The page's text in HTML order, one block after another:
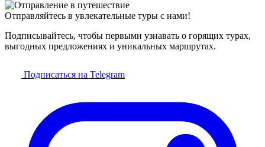
Отправляйтесь в увлекательные туры с нами!
Подписывайтесь, чтобы первыми узнавать о горящих турах,
выгодных предложениях и уникальных маршрутах.
Подписаться на Telegram